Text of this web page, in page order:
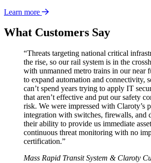
Learn more
What Customers Say
“Threats targeting national critical
the rise, so our rail system is in the
with unmanned metro trains in our near
to expand automation and connectivity,
can’t spend years trying to apply IT
that aren’t effective and put our safety
risk. We were impressed with Claroty’s
integration with switches, firewalls, and
their ability to provide us immediate
continuous threat monitoring with no
certification.”
Mass Rapid Transit System & Claroty